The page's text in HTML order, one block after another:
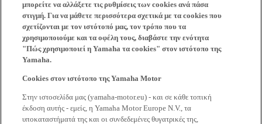
μπορείτε να αλλάξετε τις ρυθμίσεις των cookies ανά πάσα
στιγμή. Για να μάθετε περισσότερα σχετικά με τα cookies που
σχετίζονται με τον ιστότοπό μας, τον τρόπο που τα
χρησιμοποιούμε και τα οφέλη τους, διαβάστε την ενότητα
"Πώς χρησιμοποιεί η Yamaha τα cookies" στον ιστότοπο της
Yamaha.
Cookies στον ιστότοπο της Yamaha Motor
Στην ιστοσελίδα μας (yamaha-motor.eu) - και σε κάθε τοπική
έκδοση αυτής - εμείς, η Yamaha Motor Europe N.V., τα
υποκαταστήματά της και οι συνδεδεμένες θυγατρικές της,